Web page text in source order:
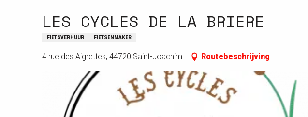
LES CYCLES DE LA BRIERE
FIETSVERHUUR FIETSENMAKER
4 rue des Aigrettes, 44720 Saint-Joachim Routebeschrijving